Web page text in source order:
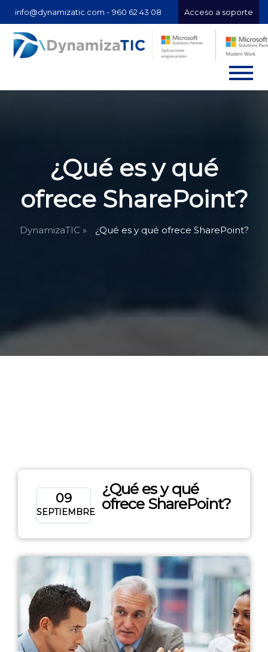
info@dynamizatic.com - 960 62 43 08 Acceso a soporte
¿Qué es y qué
ofrece SharePoint?
DynamizaTIC » ¿Qué es y qué ofrece SharePoint?
09
SEPTIEMBRE
¿Qué es y qué
ofrece SharePoint?